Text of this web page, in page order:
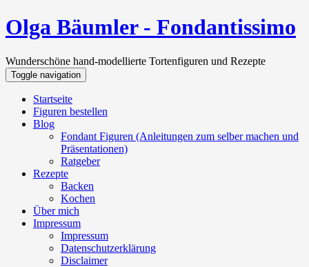
Olga Bäumler - Fondantissimo
Wunderschöne hand-modellierte Tortenfiguren und Rezepte
Toggle navigation
Startseite
Figuren bestellen
Blog
Fondant Figuren (Anleitungen zum selber machen und
Präsentationen)
Ratgeber
Rezepte
Backen
Kochen
Über mich
Impressum
Impressum
Datenschutzerklärung
Disclaimer